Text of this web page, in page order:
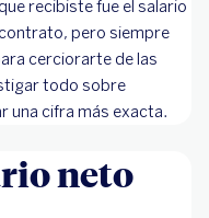
recibiste fue el salario
pero siempre
cerciorarte de las
todo sobre
una cifra más exacta.
neto